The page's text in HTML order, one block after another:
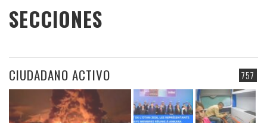
SECCIONES
757
CIUDADANO ACTIVO